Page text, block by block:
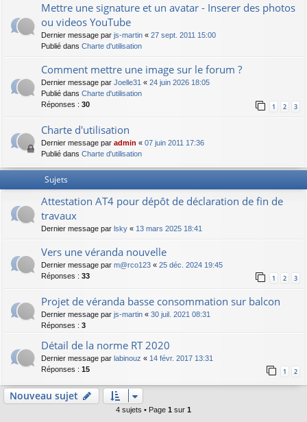
Mettre une signature et un avatar - Inserer des photos
ou videos YouTube
Dernier message par js-martin « 27 sept. 2011 15:00
Publié dans Charte d'utilisation
Comment mettre une image sur le forum ?
Dernier message par Joelle31 « 24 juin 2026 18:05
Publié dans Charte d'utilisation
Réponses : 30 1 2 3
Charte d'utilisation
Dernier message par admin « 07 juin 2011 17:36
Publié dans Charte d'utilisation
Sujets
Attestation AT4 pour dépôt de déclaration de fin de
travaux
Dernier message par lsky « 13 mars 2025 18:41
Vers une véranda nouvelle
Dernier message par m@rco123 « 25 déc. 2024 19:45
Réponses : 33 1 2 3
Projet de véranda basse consommation sur balcon
Dernier message par js-martin « 30 juil. 2021 08:31
Réponses : 3
Détail de la norme RT 2020
Dernier message par labinouz « 14 févr. 2017 13:31
Réponses : 15 1 2
Nouveau sujet
4 sujets • Page 1 sur 1